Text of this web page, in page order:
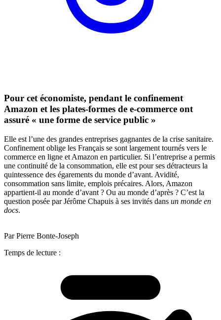
Pour cet économiste, pendant le confinement
Amazon et les plates-formes de e-commerce ont
assuré « une forme de service public »
Elle est l’une des grandes entreprises gagnantes de la crise sanitaire.
Confinement oblige les Français se sont largement tournés vers le
commerce en ligne et Amazon en particulier. Si l’entreprise a permis
une continuité de la consommation, elle est pour ses détracteurs la
quintessence des égarements du monde d’avant. Avidité,
consommation sans limite, emplois précaires. Alors, Amazon
appartient-il au monde d’avant ? Ou au monde d’après ? C’est la
question posée par Jérôme Chapuis à ses invités dans un monde en
docs.
Par Pierre Bonte-Joseph
Temps de lecture :